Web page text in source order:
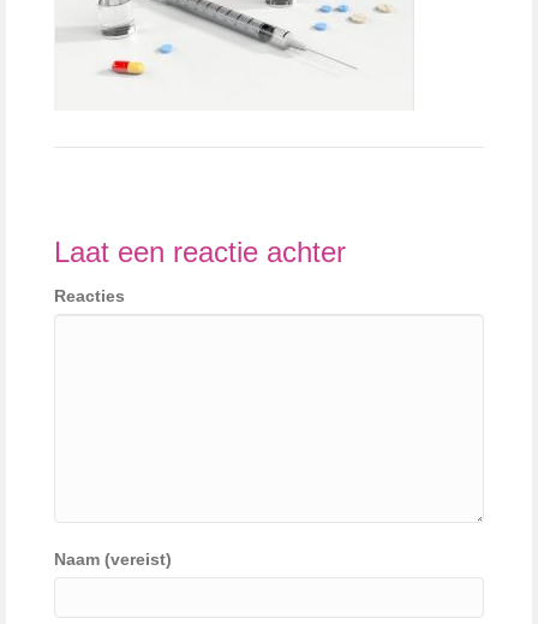
Laat een reactie achter
Reacties
Naam (vereist)